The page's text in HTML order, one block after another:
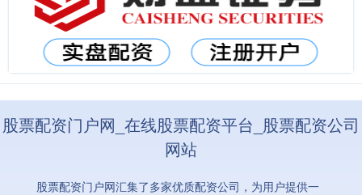
股票配资门户网_在线股票配资平台_股票配资公司
网站
股票配资门户网汇集了多家优质配资公司，为用户提供一